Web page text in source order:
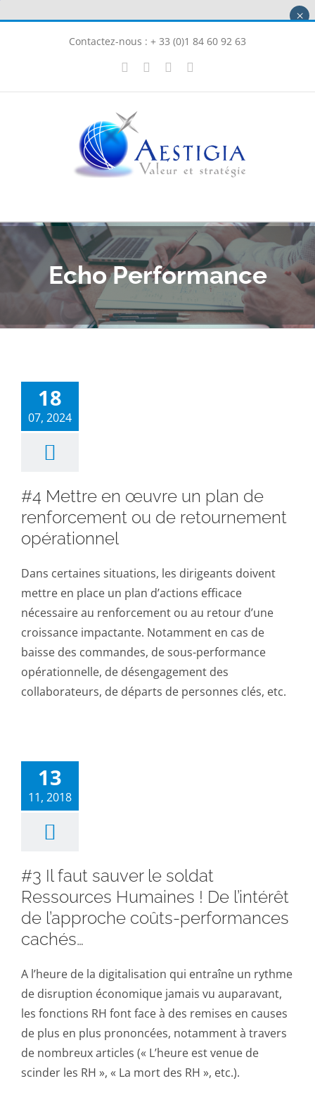
Contactez-nous : + 33 (0)1 84 60 92 63
LinkedInInstagram
Echo Performance
18
07, 2024
#4 Mettre en œuvre un plan de
renforcement ou de retournement
opérationnel
Dans certaines situations, les dirigeants doivent
mettre en place un plan d’actions efficace
nécessaire au renforcement ou au retour d’une
croissance impactante. Notamment en cas de
baisse des commandes, de sous-performance
opérationnelle, de désengagement des
collaborateurs, de départs de personnes clés, etc.
13
11, 2018
#3 Il faut sauver le soldat
Ressources Humaines ! De l’intérêt
de l’approche coûts-performances
cachés…
A l’heure de la digitalisation qui entraîne un rythme
de disruption économique jamais vu auparavant,
les fonctions RH font face à des remises en causes
de plus en plus prononcées, notamment à travers
de nombreux articles (« L’heure est venue de
scinder les RH », « La mort des RH », etc.).
×